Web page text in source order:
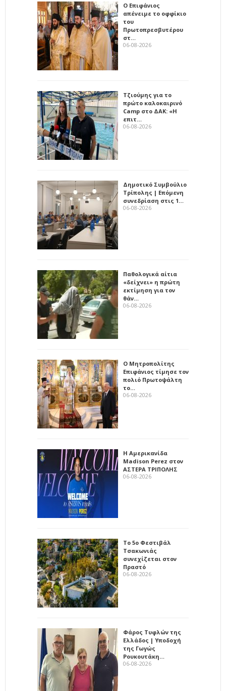
Ο Επιφάνιος
απένειμε το οφφίκιο
του
Πρωτοπρεσβυτέρου
στ…
06-08-2026
Τζιούμης για το
πρώτο καλοκαιρινό
Camp στο ΔΑΚ: «Η
επιτ…
06-08-2026
Δημοτικό Συμβούλιο
Τρίπολης | Επόμενη
συνεδρίαση στις 1…
06-08-2026
Παθολογικά αίτια
«δείχνει» η πρώτη
εκτίμηση για τον
θάν…
06-08-2026
Ο Μητροπολίτης
Επιφάνιος τίμησε τον
πολιό Πρωτοψάλτη
το…
06-08-2026
Η Αμερικανίδα
Madison Perez στον
ΑΣΤΕΡΑ ΤΡΙΠΟΛΗΣ
06-08-2026
Το 5ο Φεστιβάλ
Τσακωνιάς
συνεχίζεται στον
Πραστό
06-08-2026
Φάρος Τυφλών της
Ελλάδος | Υποδοχή
της Γωγώς
Ρουκουτάκη…
06-08-2026